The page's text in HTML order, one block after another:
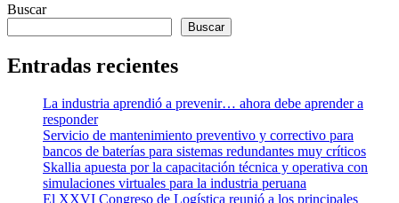
Buscar
Buscar
Entradas recientes
La industria aprendió a prevenir… ahora debe aprender a
responder
Servicio de mantenimiento preventivo y correctivo para
bancos de baterías para sistemas redundantes muy críticos
Skallia apuesta por la capacitación técnica y operativa con
simulaciones virtuales para la industria peruana
El XXVI Congreso de Logística reunió a los principales